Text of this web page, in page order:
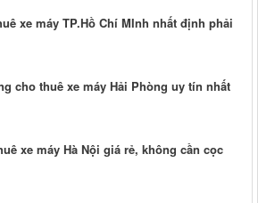
xe máy TP.Hồ Chí MInh nhất định phải
cho thuê xe máy Hải Phòng uy tín nhất
xe máy Hà Nội giá rẻ, không cần cọc